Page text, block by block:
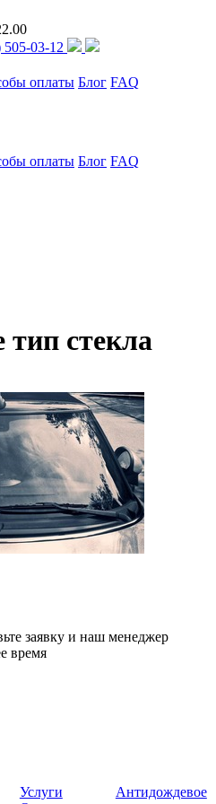
505-03-12
оплаты Блог FAQ
оплаты Блог FAQ
стекла
заявку и наш менеджер
время
Услуги
Антидождевое